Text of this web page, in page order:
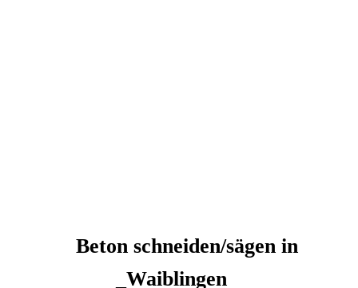
Beton schneiden/sägen in
_Waiblingen